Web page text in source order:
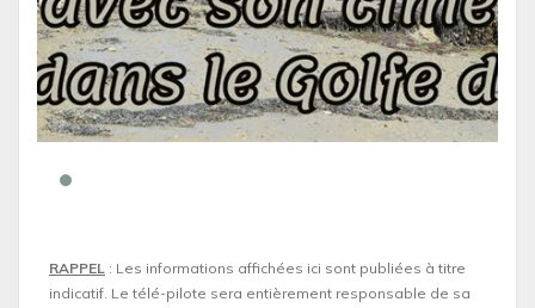
RAPPEL : Les informations affichées ici sont publiées à titre
indicatif. Le télé-pilote sera entièrement responsable de sa